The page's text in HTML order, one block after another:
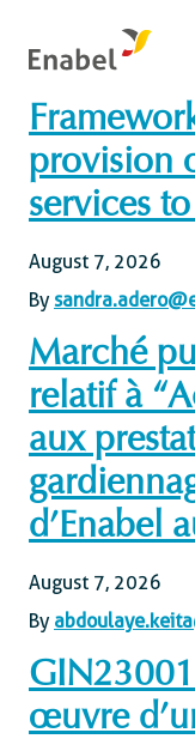
provision
services
August 7, 2026
By
Marché
relatif à
aux
d’Enabel
August 7, 2026
By
œuvre